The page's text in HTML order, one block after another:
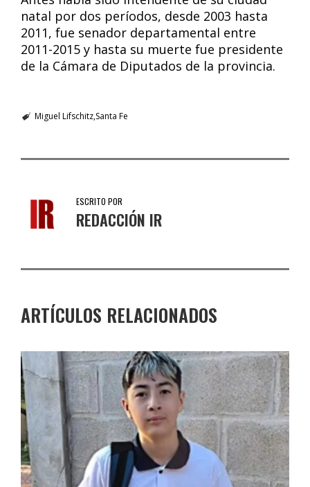
natal por dos períodos, desde 2003 hasta
2011, fue senador departamental entre
2011-2015 y hasta su muerte fue presidente
de la Cámara de Diputados de la provincia.
Miguel LifschitzSanta Fe
ESCRITO POR
REDACCIÓN IR
ARTÍCULOS RELACIONADOS